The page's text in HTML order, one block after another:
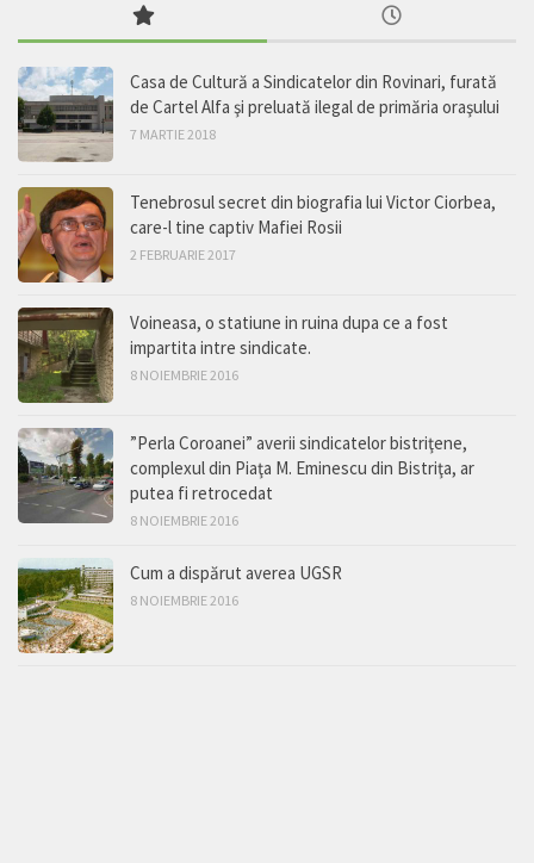
Casa de Cultură a Sindicatelor din Rovinari, furată
de Cartel Alfa şi preluată ilegal de primăria oraşului
7 MARTIE 2018
Tenebrosul secret din biografia lui Victor Ciorbea,
care-l tine captiv Mafiei Rosii
2 FEBRUARIE 2017
Voineasa, o statiune in ruina dupa ce a fost
impartita intre sindicate.
8 NOIEMBRIE 2016
”Perla Coroanei” averii sindicatelor bistriţene,
complexul din Piaţa M. Eminescu din Bistriţa, ar
putea fi retrocedat
8 NOIEMBRIE 2016
Cum a dispărut averea UGSR
8 NOIEMBRIE 2016